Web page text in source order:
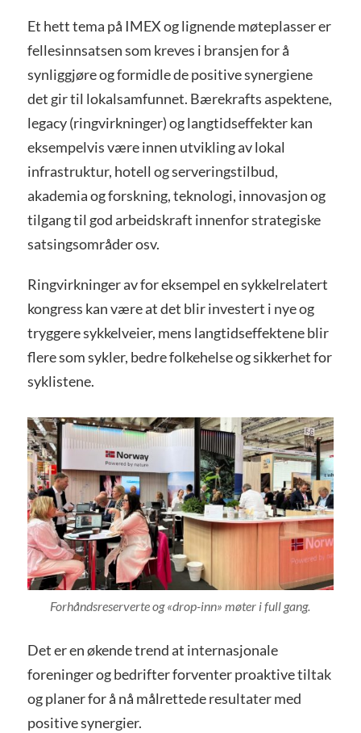
Et hett tema på IMEX og lignende møteplasser er
fellesinnsatsen som kreves i bransjen for å
synliggjøre og formidle de positive synergiene
det gir til lokalsamfunnet. Bærekrafts aspektene,
legacy (ringvirkninger) og langtidseffekter kan
eksempelvis være innen utvikling av lokal
infrastruktur, hotell og serveringstilbud,
akademia og forskning, teknologi, innovasjon og
tilgang til god arbeidskraft innenfor strategiske
satsingsområder osv.
Ringvirkninger av for eksempel en sykkelrelatert
kongress kan være at det blir investert i nye og
tryggere sykkelveier, mens langtidseffektene blir
flere som sykler, bedre folkehelse og sikkerhet for
syklistene.
Forhåndsreserverte og «drop-inn» møter i full gang.
Det er en økende trend at internasjonale
foreninger og bedrifter forventer proaktive tiltak
og planer for å nå målrettede resultater med
positive synergier.